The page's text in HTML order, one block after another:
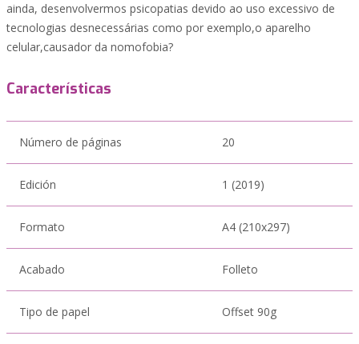
ainda, desenvolvermos psicopatias devido ao uso excessivo de
tecnologias desnecessárias como por exemplo,o aparelho
celular,causador da nomofobia?
Características
Número de páginas 20
Edición 1 (2019)
Formato A4 (210x297)
Acabado Folleto
Tipo de papel Offset 90g